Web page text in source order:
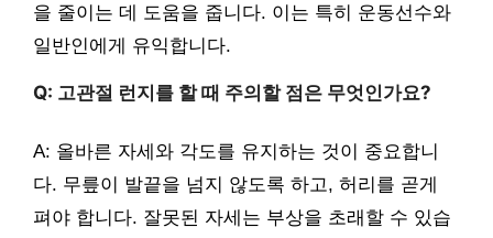
을 줄이는 데 도움을 줍니다. 이는 특히 운동선수와
일반인에게 유익합니다.
Q: 고관절 런지를 할 때 주의할 점은 무엇인가요?
A: 올바른 자세와 각도를 유지하는 것이 중요합니
다. 무릎이 발끝을 넘지 않도록 하고, 허리를 곧게
펴야 합니다. 잘못된 자세는 부상을 초래할 수 있습